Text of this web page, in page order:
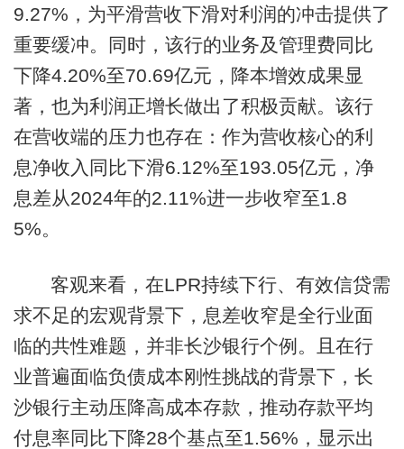
9.27%，为平滑营收下滑对利润的冲击提供了
重要缓冲。同时，该行的业务及管理费同比
下降4.20%至70.69亿元，降本增效成果显
著，也为利润正增长做出了积极贡献。该行
在营收端的压力也存在：作为营收核心的利
息净收入同比下滑6.12%至193.05亿元，净
息差从2024年的2.11%进一步收窄至1.8
5%。
客观来看，在LPR持续下行、有效信贷需
求不足的宏观背景下，息差收窄是全行业面
临的共性难题，并非长沙银行个例。且在行
业普遍面临负债成本刚性挑战的背景下，长
沙银行主动压降高成本存款，推动存款平均
付息率同比下降28个基点至1.56%，显示出